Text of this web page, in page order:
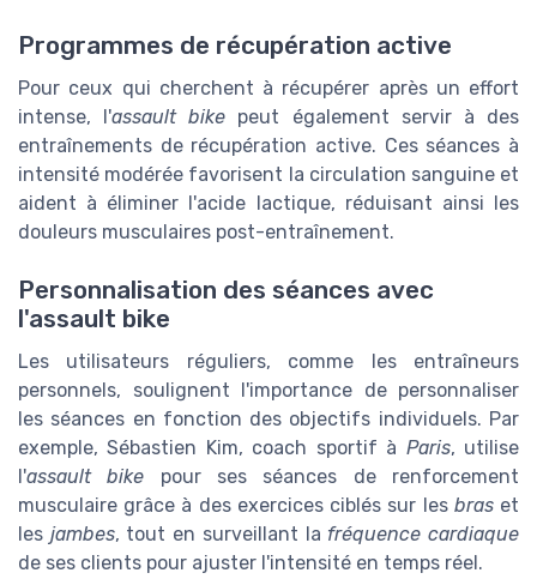
Programmes de récupération active
Pour ceux qui cherchent à récupérer après un effort
intense, l'assault bike peut également servir à des
entraînements de récupération active. Ces séances à
intensité modérée favorisent la circulation sanguine et
aident à éliminer l'acide lactique, réduisant ainsi les
douleurs musculaires post-entraînement.
Personnalisation des séances avec
l'assault bike
Les utilisateurs réguliers, comme les entraîneurs
personnels, soulignent l'importance de personnaliser
les séances en fonction des objectifs individuels. Par
exemple, Sébastien Kim, coach sportif à Paris, utilise
l'assault bike pour ses séances de renforcement
musculaire grâce à des exercices ciblés sur les braset
les jambes, tout en surveillant la fréquence cardiaque
de ses clients pour ajuster l'intensité en temps réel.